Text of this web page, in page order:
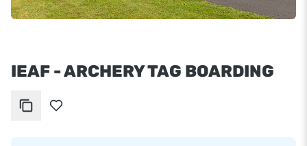
IEAF - ARCHERY TAG BOARDING